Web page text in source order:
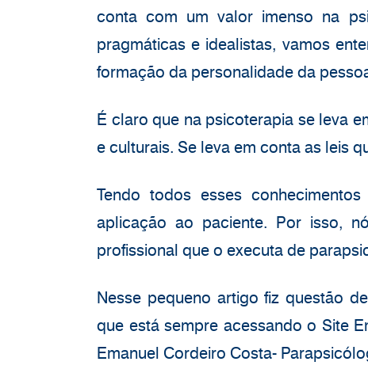
conta com um valor imenso na
pragmáticas e idealistas, vamos
formação da personalidade da
É claro que na psicoterapia se leva
e culturais. Se leva em conta as leis
Tendo todos esses
aplicação ao paciente. Por isso,
profissional que o executa de
Nesse pequeno artigo fiz questão
que está sempre acessando o Site
Emanuel Cordeiro Costa-